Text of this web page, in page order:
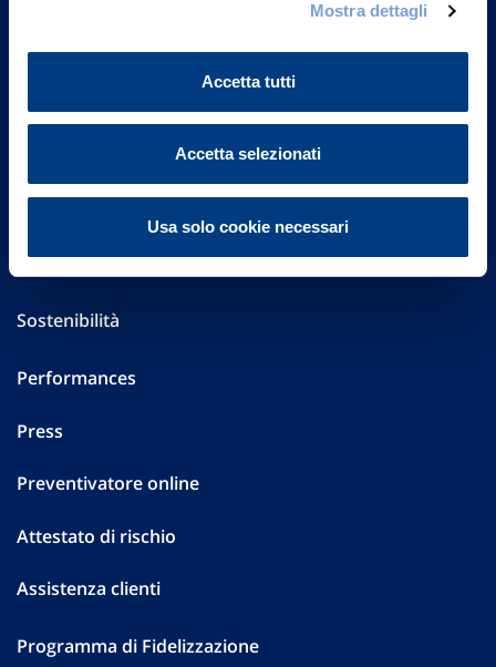
Mostra dettagli
Accetta tutti
Accetta selezionati
Usa solo cookie necessari
Part. IVA 01329510158
FAQ
Investor Relations
Sostenibilità
Performances
Press
Preventivatore online
Attestato di rischio
Assistenza clienti
Programma di Fidelizzazione